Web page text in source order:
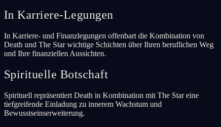
In Karriere-Legungen
In Karriere- und Finanzlegungen offenbart die Kombination von
Death und The Star wichtige Schichten über Ihren beruflichen Weg
und Ihre finanziellen Aussichten.
Spirituelle Botschaft
Spirituell repräsentiert Death in Kombination mit The Star eine
tiefgreifende Einladung zu innerem Wachstum und
Bewusstseinserweiterung.